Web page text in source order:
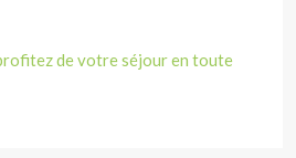
de votre séjour en toute